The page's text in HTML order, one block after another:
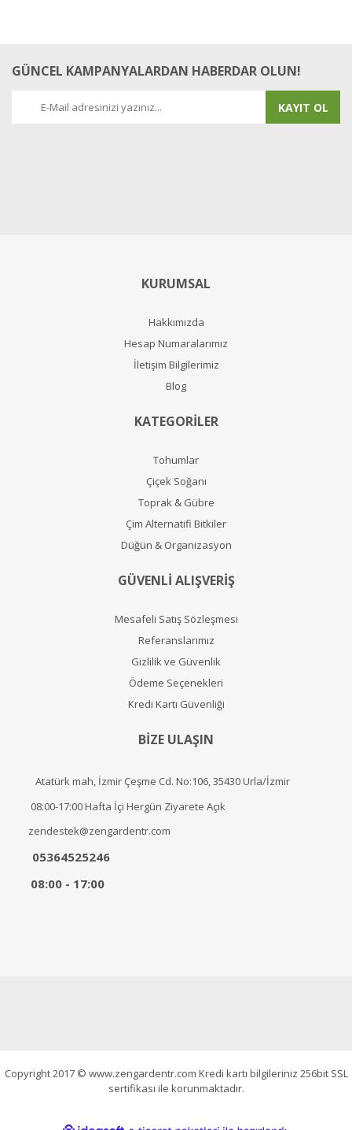
GÜNCEL KAMPANYALARDAN HABERDAR OLUN!
KAYIT OL
KURUMSAL
Hakkımızda
Hesap Numaralarımız
İletişim Bilgilerimiz
Blog
KATEGORİLER
Tohumlar
Çiçek Soğanı
Toprak & Gübre
Çim Alternatifi Bitkiler
Düğün & Organizasyon
GÜVENLİ ALIŞVERİŞ
Mesafeli Satış Sözleşmesi
Referanslarımız
Gizlilik ve Güvenlik
Ödeme Seçenekleri
Kredi Kartı Güvenliği
BİZE ULAŞIN
Atatürk mah, İzmir Çeşme Cd. No:106, 35430 Urla/İzmir
08:00-17:00 Hafta İçi Hergün Ziyarete Açık
zendestek@zengardentr.com
05364525246
08:00 - 17:00
Copyright 2017 © www.zengardentr.com Kredi kartı bilgileriniz 256bit SSL
sertifikası ile korunmaktadır.